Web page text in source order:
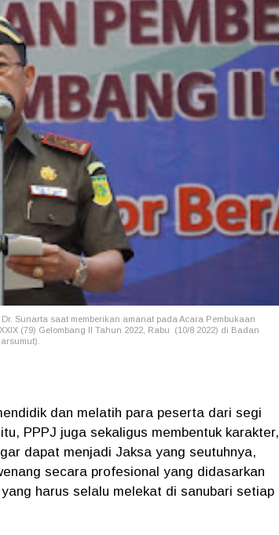
Sunarta saat memberikan amanat pada Acara Pembukaan
(79) Gelombang II Tahun 2022, Rabu (10/8 2022) di Badan
dan melatih para peserta dari segi
PPPJ juga sekaligus membentuk karakter,
dapat menjadi Jaksa yang seutuhnya,
secara profesional yang didasarkan
harus selalu melekat di sanubari setiap